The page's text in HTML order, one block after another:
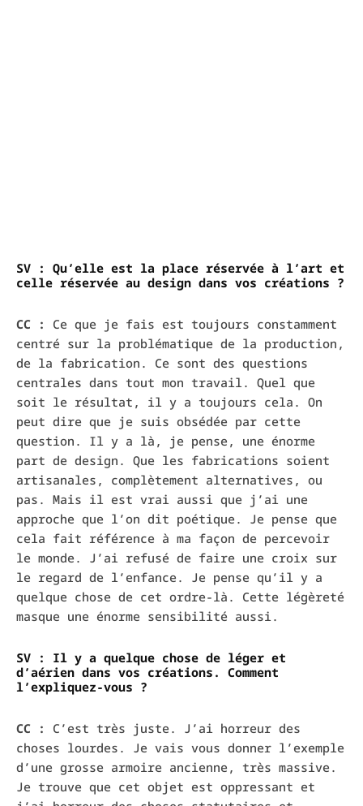
SV : Qu’elle est la place réservée à l’art et
celle réservée au design dans vos créations ?
CC :
Ce que je fais est toujours constamment
centré sur la problématique de la production,
de la fabrication. Ce sont des questions
centrales dans tout mon travail. Quel que
soit le résultat, il y a toujours cela. On
peut dire que je suis obsédée par cette
question. Il y a là, je pense, une énorme
part de design. Que les fabrications soient
artisanales, complètement alternatives, ou
pas. Mais il est vrai aussi que j’ai une
approche que l’on dit poétique. Je pense que
cela fait référence à ma façon de percevoir
le monde. J’ai refusé de faire une croix sur
le regard de l’enfance. Je pense qu’il y a
quelque chose de cet ordre-là. Cette légèreté
masque une énorme sensibilité aussi.
SV : Il y a quelque chose de léger et
d’aérien dans vos créations. Comment
l’expliquez-vous ?
CC :
C’est très juste. J’ai horreur des
choses lourdes. Je vais vous donner l’exemple
d’une grosse armoire ancienne, très massive.
Je trouve que cet objet est oppressant et